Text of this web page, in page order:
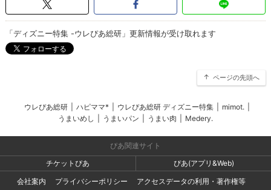
「ディズニー特集 -ウレぴあ総研」更新情報が受け取れます
ページの先頭へ
ウレぴあ総研 ハピママ* ウレぴあ総研 ディズニー特集 mimot.
うまいめし
うまいパン うまい肉 Medery.
ぴあ関連サイト
チケットぴあ
ぴあ(アプリ&Web)
会社案内
プライバシーポリシー アクセスデータの利用・著作権等